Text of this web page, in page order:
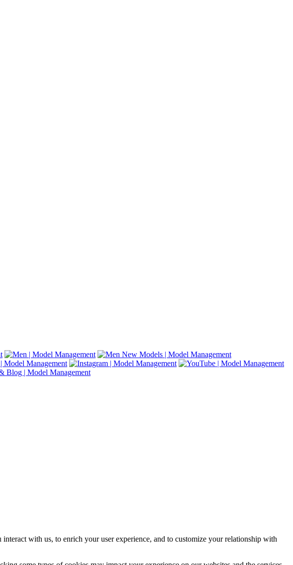
with us, to enrich your user experience, and to customize your relationship with